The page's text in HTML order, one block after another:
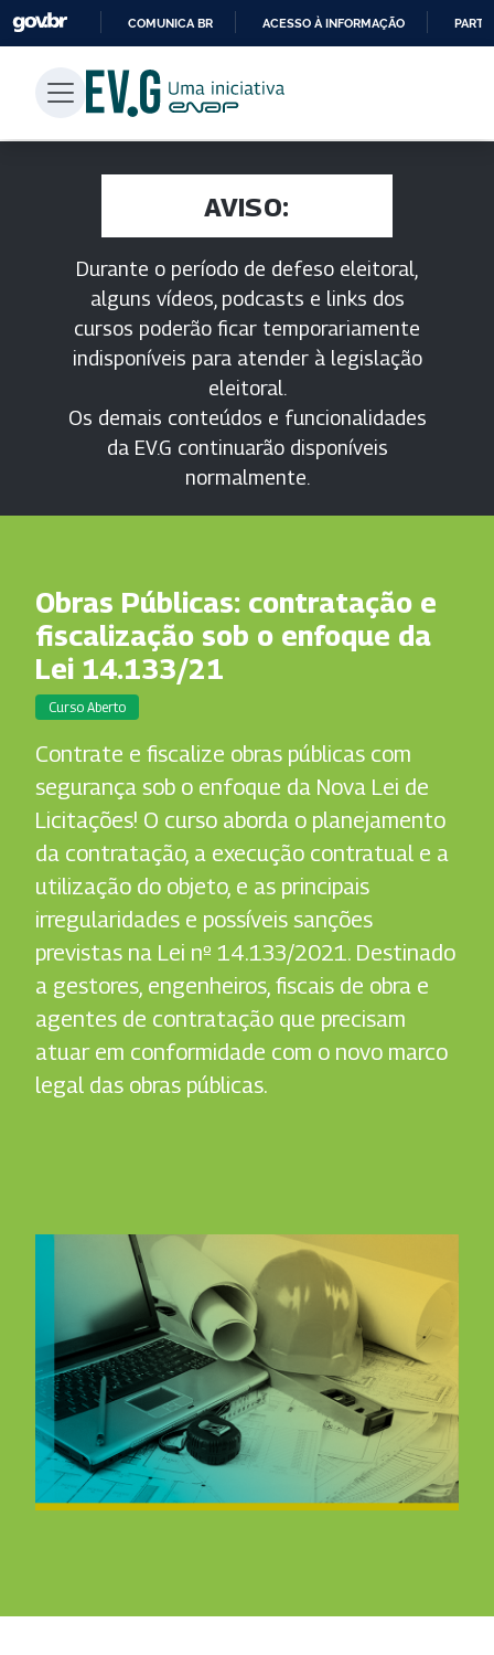
PARA
CONTEÚDO
COMUNICA BR ACESSO À INFORMAÇÃO
AVISO:
Durante o período de defeso eleitoral,
alguns vídeos, podcasts e links dos
cursos poderão ficar temporariamente
indisponíveis para atender à legislação
eleitoral.
Os demais conteúdos e funcionalidades
da EV.G continuarão disponíveis
normalmente.
Obras Públicas: contratação e
fiscalização sob o enfoque da
Lei 14.133/21
Curso Aberto
Contrate e fiscalize obras públicas com
segurança sob o enfoque da Nova Lei de
Licitações! O curso aborda o planejamento
da contratação, a execução contratual e a
utilização do objeto, e as principais
irregularidades e possíveis sanções
previstas na Lei nº 14.133/2021. Destinado
a gestores, engenheiros, fiscais de obra e
agentes de contratação que precisam
atuar em conformidade com o novo marco
legal das obras públicas.